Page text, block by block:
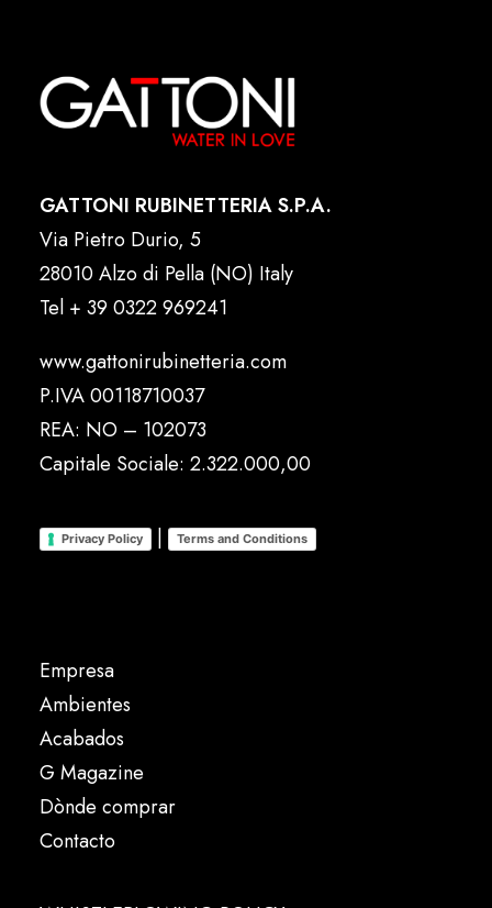
GATTONI RUBINETTERIA S.P.A.
Via Pietro Durio, 5
28010 Alzo di Pella (NO) Italy
Tel + 39 0322 969241
www.gattonirubinetteria.com
P.IVA 00118710037
REA: NO – 102073
Capitale Sociale: 2.322.000,00
Privacy Policy | Terms and Conditions
Empresa
Ambientes
Acabados
G Magazine
Dònde comprar
Contacto